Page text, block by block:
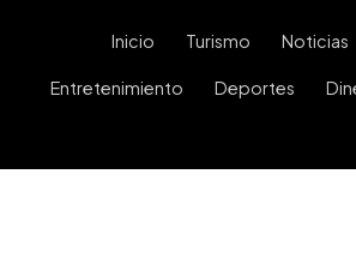
Inicio Turismo Noticias
Entretenimiento Deportes